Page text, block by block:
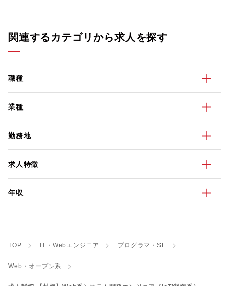
関連するカテゴリから求人を探す
職種
業種
勤務地
求人特徴
年収
TOP IT・Webエンジニア プログラマ・SE
Web・オープン系